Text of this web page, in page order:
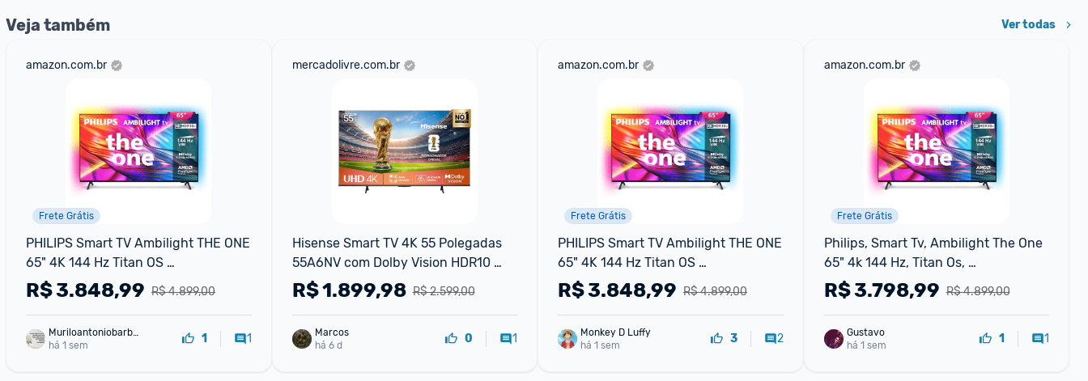
Veja também Ver todas
amazon.com.br
Frete Grátis
PHILIPS Smart TV Ambilight THE ONE
65" 4K 144 Hz Titan OS
65PUG892978 P5 DTS Play-Fi
Freesync Dolby Vision e At
R$ 4.899,00
R$3.848,99
Muriloantoniobarbo
sa
há 1 sem 1 1
mercadolivre.com.br
Hisense Smart TV 4K 55 Polegadas
55A6NV com Dolby Vision HDR10
HLG Dolby Gaming Film Maker DTS
Virtual X Compatibi
R$ 2.599,00
R$1.899,98
Marcos
há 6 d
0 1
amazon.com.br
Frete Grátis
PHILIPS Smart TV Ambilight THE ONE
65" 4K 144 Hz Titan OS
65PUG892978 P5 DTS Play-Fi
Freesync Dolby Vision e At
R$ 4.899,00
R$3.848,99
Monkey D Luffy
há 1 sem
3 2
amazon.com.br
Frete Grátis
Philips, Smart Tv, Ambilight The One
65" 4k 144 Hz, Titan Os,
65pug892978, P5, Dts Play-fi,
Freesync, Dolby Vision E Atmos, 40
Wrms
R$ 4.899,00
R$3.798,99
Gustavo
há 1 sem
1 1